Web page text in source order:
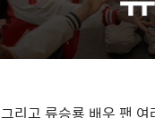
그리고 류승룡 배우 팬 여